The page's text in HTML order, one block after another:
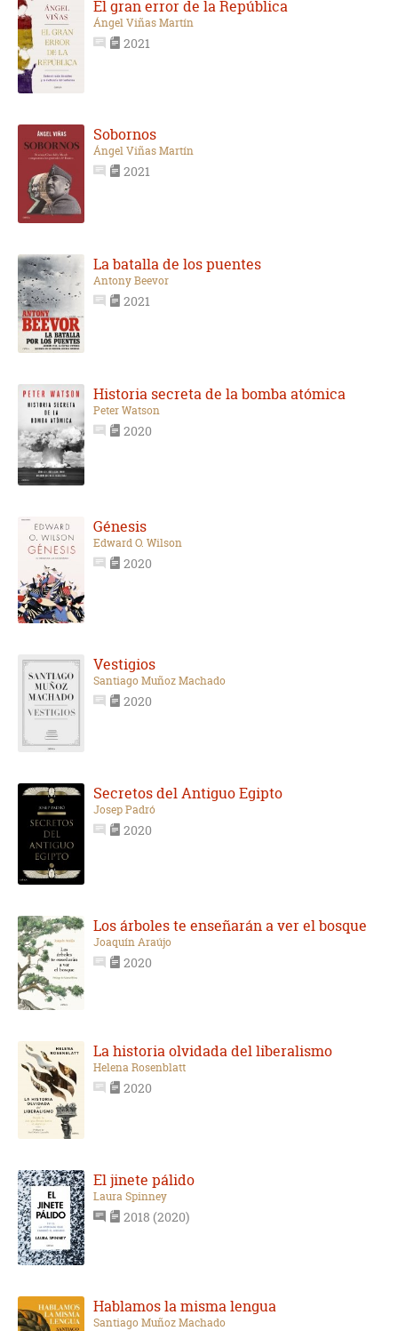
El gran error de la República
Ángel Viñas Martín
2021
Sobornos
Ángel Viñas Martín
2021
La batalla de los puentes
Antony Beevor
2021
Historia secreta de la bomba atómica
Peter Watson
2020
Génesis
Edward O. Wilson
2020
Vestigios
Santiago Muñoz Machado
2020
Secretos del Antiguo Egipto
Josep Padró
2020
Los árboles te enseñarán a ver el bosque
Joaquín Araújo
2020
La historia olvidada del liberalismo
Helena Rosenblatt
2020
El jinete pálido
Laura Spinney
2018 (2020)
Hablamos la misma lengua
Santiago Muñoz Machado